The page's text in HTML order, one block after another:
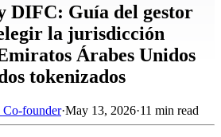
DIFC: Guía del gestor
la jurisdicción
Árabes Unidos
tokenizados
Co-founder·May 13, 2026·11 min read